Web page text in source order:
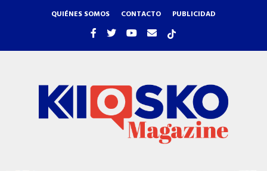
QUIÉNES SOMOS CONTACTO PUBLICIDAD